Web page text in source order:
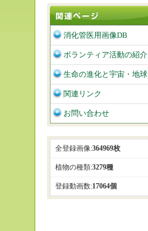
消化管医用画像DB
ボランティア活動の紹介
生命の進化と宇宙・地球
関連リンク
お問い合わせ
全登録画像:364969枚
植物の種類:3279種
登録動画数:17064個